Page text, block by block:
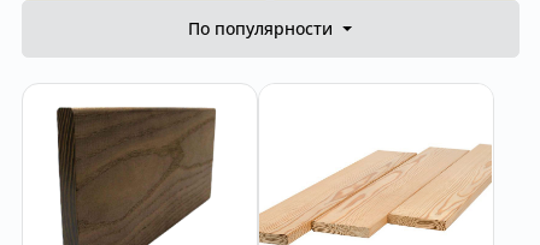
По популярности